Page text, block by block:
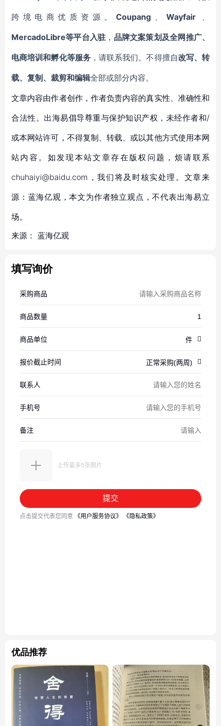
跨境电商优质资源。 Coupang、 Wayfair
MercadoLibre等平台入驻 ， 品牌文案策划及全网推广、
电商培训和孵化等服务，请联系我们。不得擅自改写、转
载、复制、裁剪和编辑全部或部分内容。
文章内容由作者创作，作者负责内容的真实性、准确性和
合法性。出海易倡导尊重与保护知识产权，未经作者和/
或本网站许可，不得复制、转载、或以其他方式使用本网
站内容。如发现本站文章存在版权问题，烦请联系
chuhaiyi@baidu.com，我们将及时核实处理。文章来
源：蓝海亿观，本文为作者独立观点，不代表出海易立
场。
来源： 蓝海亿观
填写询价
优品推荐